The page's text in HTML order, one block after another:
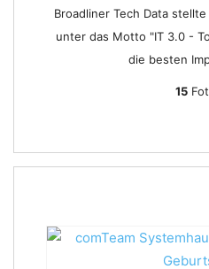
Broadliner Tech Data
unter das Motto "IT 3.0 -
die besten
15